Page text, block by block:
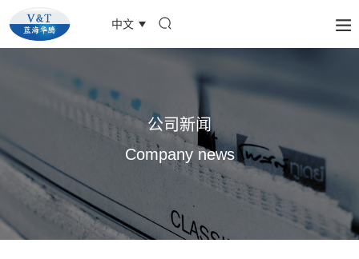
中文
公司新闻
Company news